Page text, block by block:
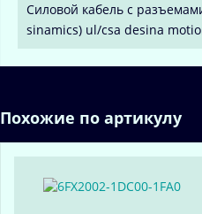
Силовой кабель с
sinamics) ul/csa desina
Похожие по артикулу